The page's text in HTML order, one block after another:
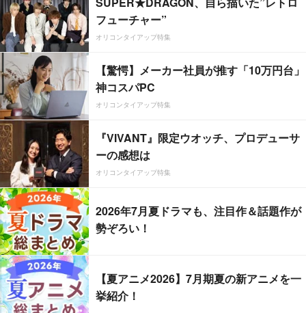
フューチャー”
オリコンタイアップ特集
【驚愕】メーカー社員が推す「10万円台」
神コスパPC
オリコンタイアップ特集
『VIVANT』限定ウオッチ、プロデューサ
ーの感想は
オリコンタイアップ特集
2026年7月夏ドラマも、注目作＆話題作が
勢ぞろい！
【夏アニメ2026】7月期夏の新アニメを一
挙紹介！